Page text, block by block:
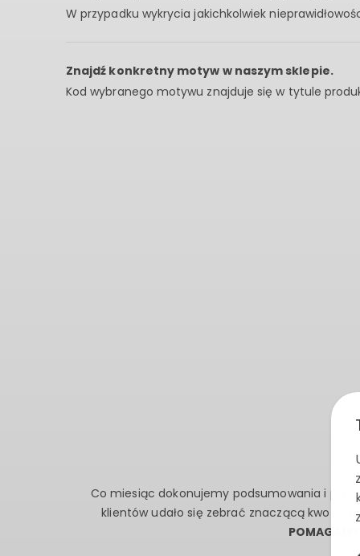
W przypadku wykrycia jakichkolwiek
Znajdź konkretny motyw w naszym sklepie.
Kod wybranego motywu znajduje się w tytule
Co miesiąc dokonujemy podsumowania i
klientów udało się zebrać znaczącą kwotę,